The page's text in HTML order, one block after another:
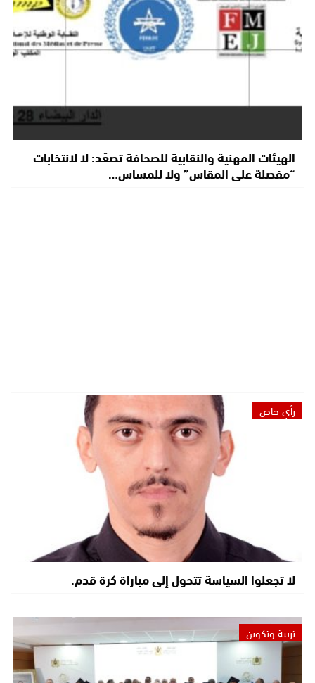
الهيئات المهنية والنقابية للصحافة تصعّد: لا لانتخابات
“مفصلة على المقاس” ولا للمساس…
رأي خاص
لا تجعلوا السياسة تتحول إلى مباراة كرة قدم.
تربية وتكوين